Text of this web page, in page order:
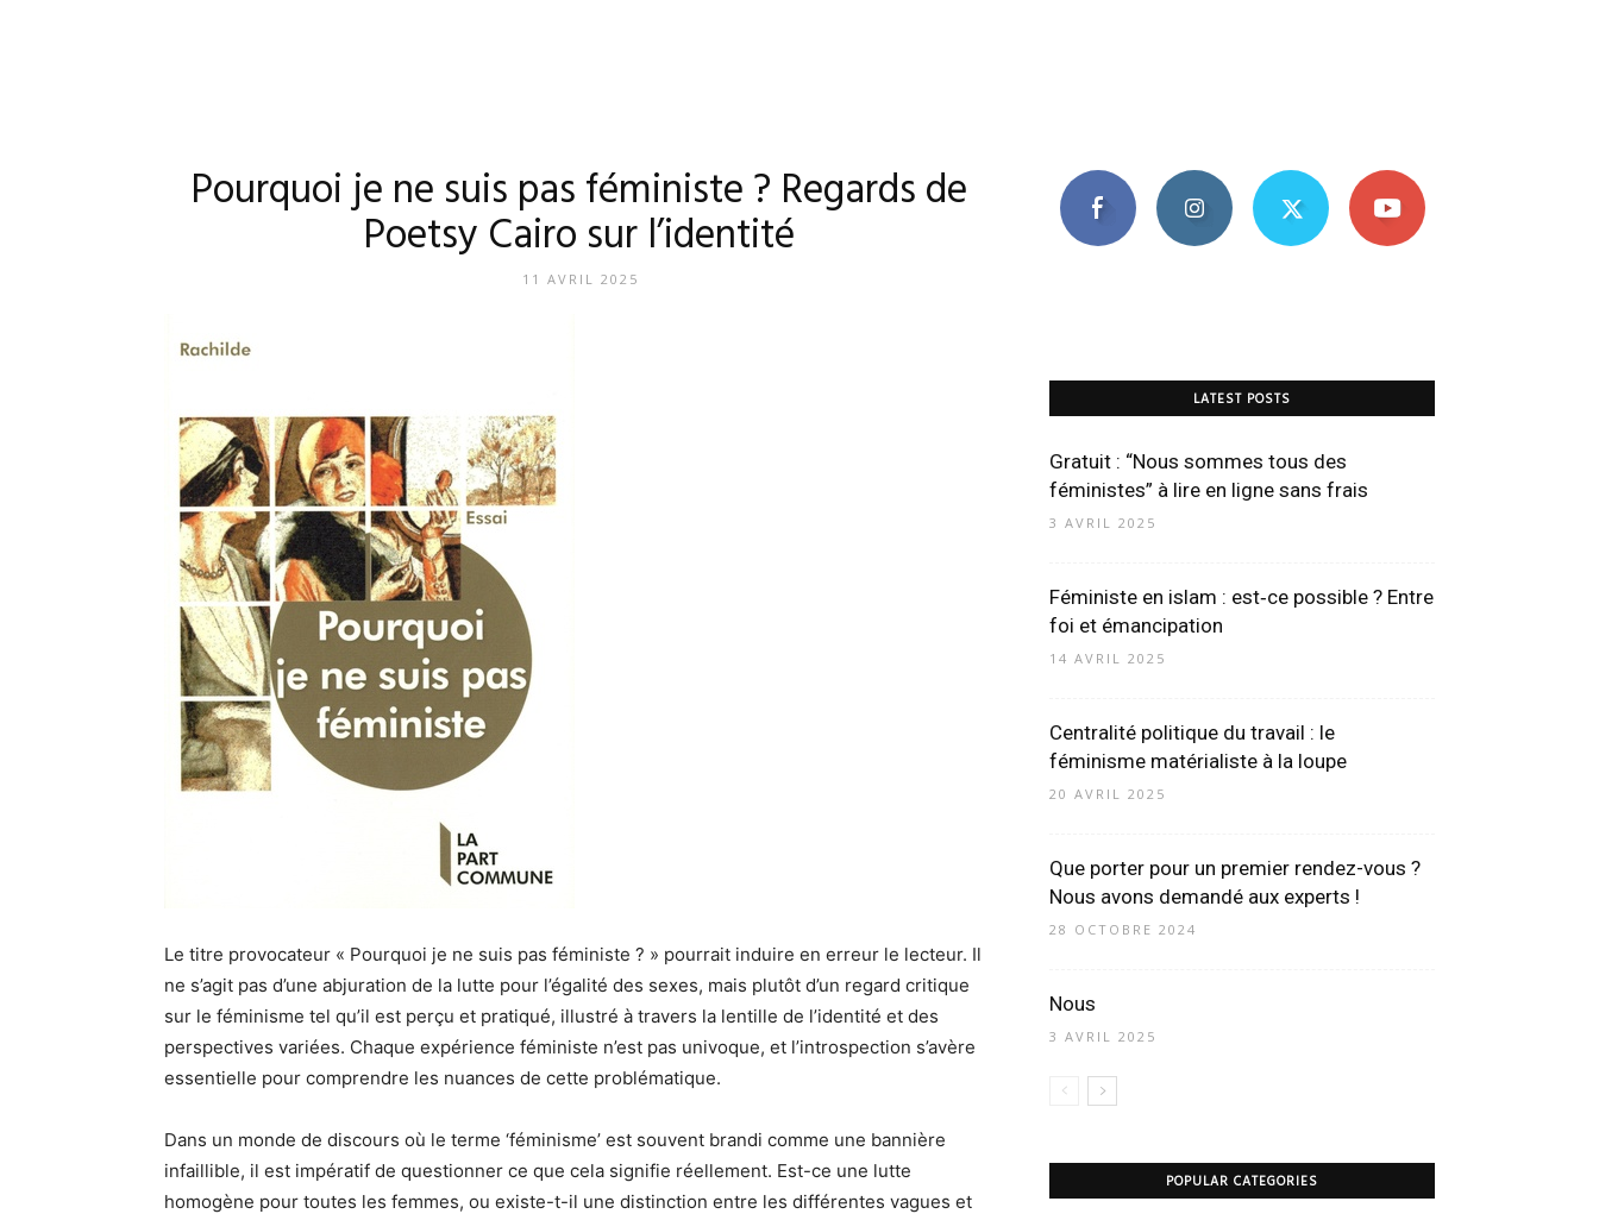
Pourquoi je ne suis pas féministe ? Regards de
Poetsy Cairo sur l’identité
11 AVRIL 2025
Le titre provocateur « Pourquoi je ne suis pas féministe ? » pourrait induire en erreur le lecteur. Il
ne s’agit pas d’une abjuration de la lutte pour l’égalité des sexes, mais plutôt d’un regard critique
sur le féminisme tel qu’il est perçu et pratiqué, illustré à travers la lentille de l’identité et des
perspectives variées. Chaque expérience féministe n’est pas univoque, et l’introspection s’avère
essentielle pour comprendre les nuances de cette problématique.
Dans un monde de discours où le terme ‘féminisme’ est souvent brandi comme une bannière
infaillible, il est impératif de questionner ce que cela signifie réellement. Est-ce une lutte
homogène pour toutes les femmes, ou existe-t-il une distinction entre les différentes vagues et
LATEST POSTS
Gratuit : “Nous sommes tous des
féministes” à lire en ligne sans frais
3 AVRIL 2025
Féministe en islam : est‑ce possible ? Entre
foi et émancipation
14 AVRIL 2025
Centralité politique du travail : le
féminisme matérialiste à la loupe
20 AVRIL 2025
Que porter pour un premier rendez-vous ?
Nous avons demandé aux experts !
28 OCTOBRE 2024
Nous
3 AVRIL 2025
POPULAR CATEGORIES